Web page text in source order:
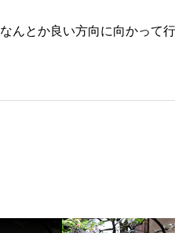
なんとか良い方向に向かって